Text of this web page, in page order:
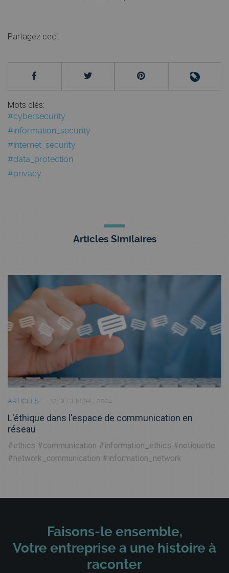
Partagez ceci:
Mots clés:
#cybersecurity
#information_security
#internet_security
#data_protection
#privacy
Articles Similaires
ARTICLES 12 DÉCEMBRE, 2024
L'éthique dans l'espace de communication en
réseau
#ethics #communication #information_ethics #netiquette
#network_communication #information_network
Faisons-le ensemble,
Votre entreprise a une histoire à
raconter